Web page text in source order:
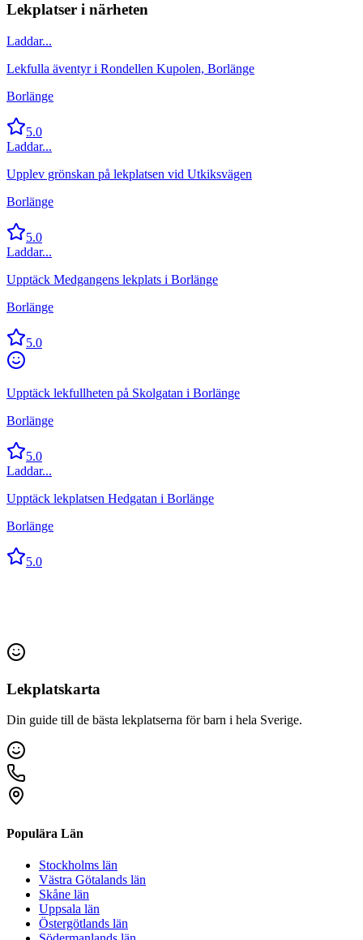
Lekplatser i närheten
Laddar...
Lekfulla äventyr i Rondellen Kupolen, Borlänge
Borlänge
5.0
Laddar...
Upplev grönskan på lekplatsen vid Utkiksvägen
Borlänge
5.0
Laddar...
Upptäck Medgangens lekplats i Borlänge
Borlänge
5.0
Upptäck lekfullheten på Skolgatan i Borlänge
Borlänge
5.0
Laddar...
Upptäck lekplatsen Hedgatan i Borlänge
Borlänge
5.0
Lekplatskarta
Din guide till de bästa lekplatserna för barn i hela Sverige.
Populära Län
Stockholms län
Västra Götalands län
Skåne län
Uppsala län
Östergötlands län